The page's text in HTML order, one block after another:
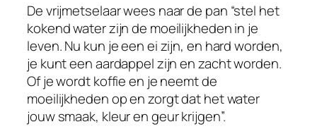
De vrijmetselaar wees naar de pan “stel het
kokend water zijn de moeilijkheden in je
leven. Nu kun je een ei zijn, en hard worden,
je kunt een aardappel zijn en zacht worden.
Of je wordt koffie en je neemt de
moeilijkheden op en zorgt dat het water
jouw smaak, kleur en geur krijgen”.